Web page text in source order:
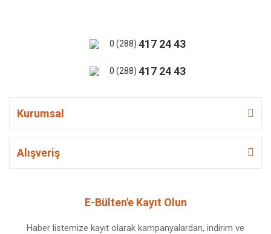
0 (288) 417 24 43
0 (288) 417 24 43
Kurumsal
Alışveriş
E-Bülten'e Kayıt Olun
Haber listemize kayıt olarak kampanyalardan, indirim ve